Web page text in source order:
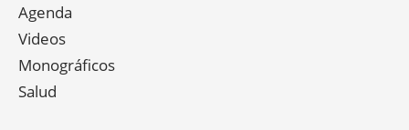
Agenda
Videos
Monográficos
Salud